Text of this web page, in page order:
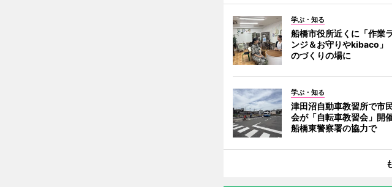
学ぶ・知る
船橋市役所近くに「作業
ンジ＆お守りやkibaco
のづくりの場に
学ぶ・知る
津田沼自動車教習所で市
会が「自転車教習会」開
船橋東警察署の協力で